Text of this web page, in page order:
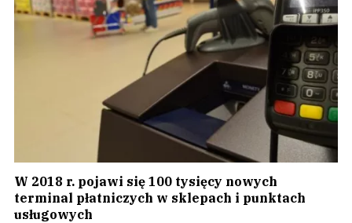
W 2018 r. pojawi się 100 tysięcy nowych
terminal płatniczych w sklepach i punktach
usługowych